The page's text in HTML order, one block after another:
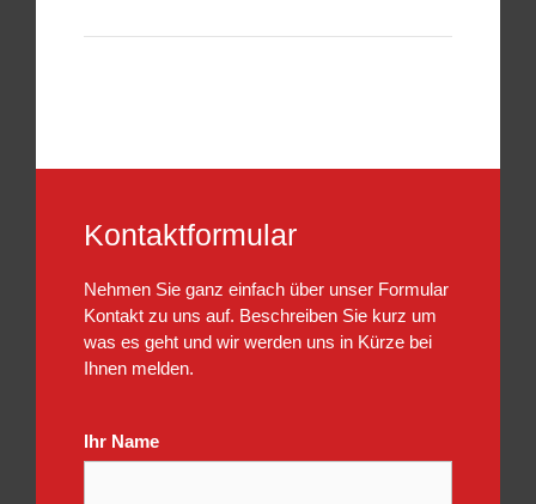
Kontaktformular
Nehmen Sie ganz einfach über unser Formular
Kontakt zu uns auf. Beschreiben Sie kurz um
was es geht und wir werden uns in Kürze bei
Ihnen melden.
Ihr Name